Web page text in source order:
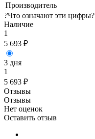
Производитель
?Что означают эти цифры?
Наличие
1
5 693 ₽
3 дня
1
5 693 ₽
Отзывы
Отзывы
Нет оценок
Оставить отзыв